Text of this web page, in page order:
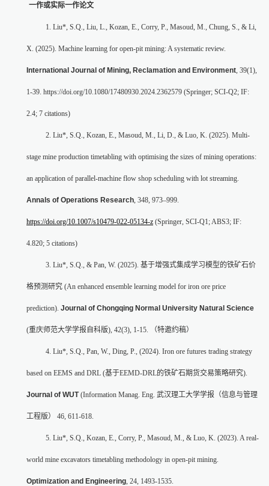
一作或实际一作论文
1. Liu*, S.Q., Liu, L., Kozan, E., Corry, P., Masoud, M., Chung, S., & Li,
X. (2025). Machine learning for open-pit mining: A systematic review.
International Journal of Mining, Reclamation and Environment , 39(1),
1-39. https://doi.org/10.1080/17480930.2024.2362579 (Springer; SCI-Q2; IF:
2.4; 7 citations)
2. Liu*, S.Q., Kozan, E., Masoud, M., Li, D., & Luo, K. (2025). Multi-
stage mine production timetabling with optimising the sizes of mining operations:
an application of parallel-machine flow shop scheduling with lot streaming.
Annals of Operations Research , 348, 973–999.
https://doi.org/10.1007/s10479-022-05134-z (Springer, SCI-Q1; ABS3; IF:
4.820; 5 citations)
3. Liu*, S.Q., & Pan, W. (2025).基于增强式集成学习模型的铁矿石价
格预测研究 (An enhanced ensemble learning model for iron ore price
prediction). Journal of Chongqing Normal University Natural Science
(重庆师范大学学报自科版), 42(3), 1-15. （特邀约稿）
4. Liu*, S.Q., Pan, W., Ding, P., (2024). Iron ore futures trading strategy
based on EEMS and DRL (基于EEMD-DRL的铁矿石期货交易策略研究).
Journal of WUT(Information Manag. Eng. 武汉理工大学学报（信息与管理
工程版） 46, 611-618.
5. Liu*, S.Q., Kozan, E., Corry, P., Masoud, M., & Luo, K. (2023). A real-
world mine excavators timetabling methodology in open-pit mining.
Optimization and Engineering , 24, 1493-1535.